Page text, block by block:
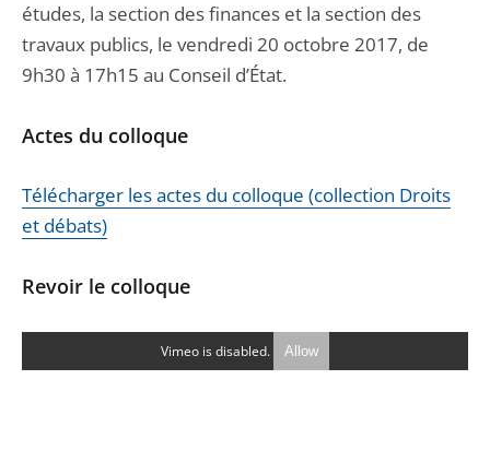
études, la section des finances et la section des
travaux publics, le vendredi 20 octobre 2017, de
9h30 à 17h15 au Conseil d’État.
Actes du colloque
Télécharger les actes du colloque (collection Droits
et débats)
Revoir le colloque
Vimeo is disabled. Allow